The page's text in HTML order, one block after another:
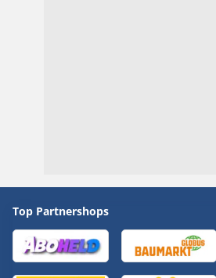
Top Partnershops